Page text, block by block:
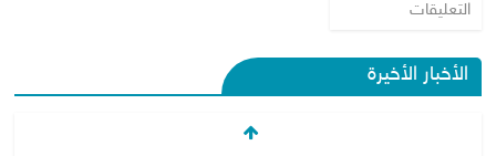
التعليقات
الأخبار الأخيرة